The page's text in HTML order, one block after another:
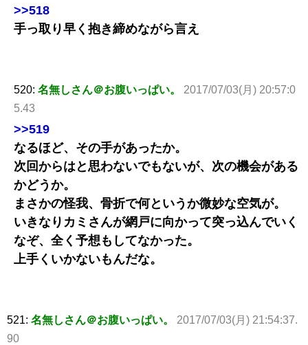
>>518
手っ取り早く抱き締めながら言え
520: 名無しさん＠お腹いっぱい。
2017/07/03(月) 20:57:0
5.43
>>519
なるほど、その手があったか。
次回からはと思わないでもないが、次の機会がある
かどうか。
まさかの怪我、骨折で何というか微妙な空気が。
いきなりカミさんが網戸に向かって突っ込んでいく
なぞ、全く予想もしてなかった。
上手くいかないもんだな。
521: 名無しさん＠お腹いっぱい。
2017/07/03(月) 21:54:37.
90